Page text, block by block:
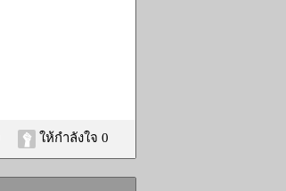
ให้กำลังใจ 0